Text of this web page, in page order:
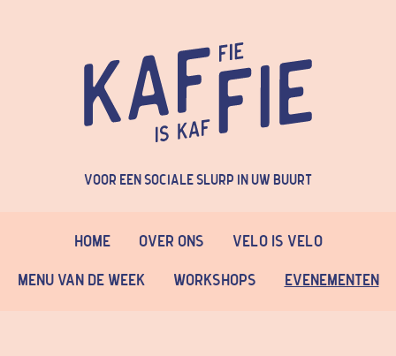
Voor een sociale slurp in uw buurt
Home Over Ons Velo is Velo
Menu van de week Workshops Evenementen